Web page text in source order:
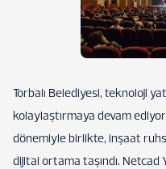
Torbalı Belediyesi, teknoloji
kolaylaştırmaya devam
dönemiyle birlikte, inşaat
dijital ortama taşındı. Netcad